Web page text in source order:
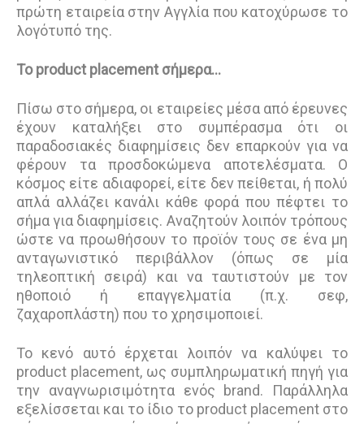
πρώτη εταιρεία στην Αγγλία που κατοχύρωσε το
λογότυπό της.
Το product placement σήμερα…
Πίσω στο σήμερα, οι εταιρείες μέσα από έρευνες
έχουν καταλήξει στο συμπέρασμα ότι οι
παραδοσιακές διαφημίσεις δεν επαρκούν για να
φέρουν τα προσδοκώμενα αποτελέσματα. Ο
κόσμος είτε αδιαφορεί, είτε δεν πείθεται, ή πολύ
απλά αλλάζει κανάλι κάθε φορά που πέφτει το
σήμα για διαφημίσεις. Αναζητούν λοιπόν τρόπους
ώστε να προωθήσουν το προϊόν τους σε ένα μη
ανταγωνιστικό περιβάλλον (όπως σε μία
τηλεοπτική σειρά) και να ταυτιστούν με τον
ηθοποιό ή επαγγελματία (π.χ. σεφ,
ζαχαροπλάστη) που το χρησιμοποιεί.
Το κενό αυτό έρχεται λοιπόν να καλύψει το
product placement, ως συμπληρωματική πηγή για
την αναγνωρισιμότητα ενός brand. Παράλληλα
εξελίσσεται και το ίδιο το product placement στο